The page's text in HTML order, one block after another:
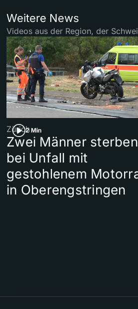
Weitere News
Videos aus der Region, der
2 Min
Zürich
Zwei Männer sterben
bei Unfall mit
gestohlenem
in Oberengstringen